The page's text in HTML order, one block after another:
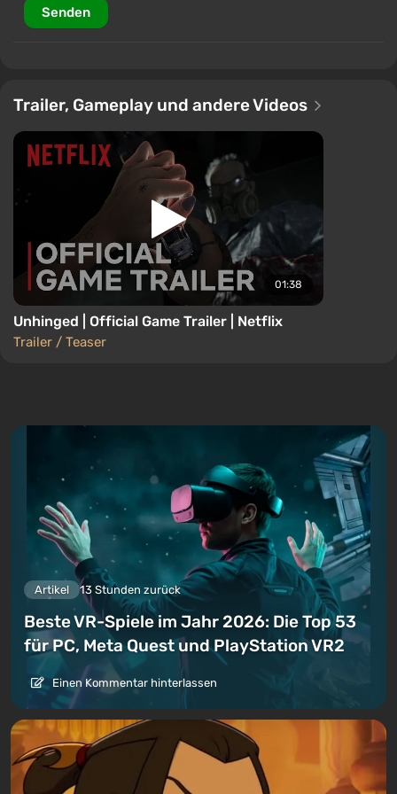
Versuch zu verstehen, wem man vertrauen kann,
Senden
Trailer, Gameplay und andere Videos
01:38
Unhinged | Official Game Trailer | Netflix
Trailer / Teaser
Artikel 13 Stunden zurück
Beste VR-Spiele im Jahr 2026: Die Top 53
für PC, Meta Quest und PlayStation VR2
Einen Kommentar hinterlassen